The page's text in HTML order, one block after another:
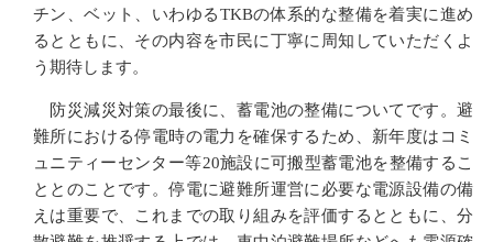
チン、ベット、いわゆるTKBの体系的な整備を着実に進め
るとともに、その内容を市民に丁寧に周知していただくよ
う期待します。
防災減災対策の最後に、蓄電池の整備についてです。避
難所における停電時の電力を確保するため、新年度はコミ
ュニティーセンター等20施設に可搬型蓄電池を整備するこ
ととのことです。停電に避難所運営に必要な電源設備の備
えは重要で、これまでの取り組みを評価するとともに、分